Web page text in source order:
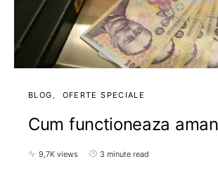
BLOG OFERTE SPECIALE
Cum functioneaza
9,7K views 3 minute read